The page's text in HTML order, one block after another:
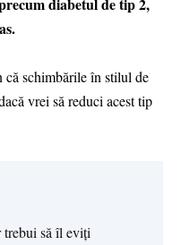
că schimbările în stilul de
vrei să reduci acest tip
să îl eviți